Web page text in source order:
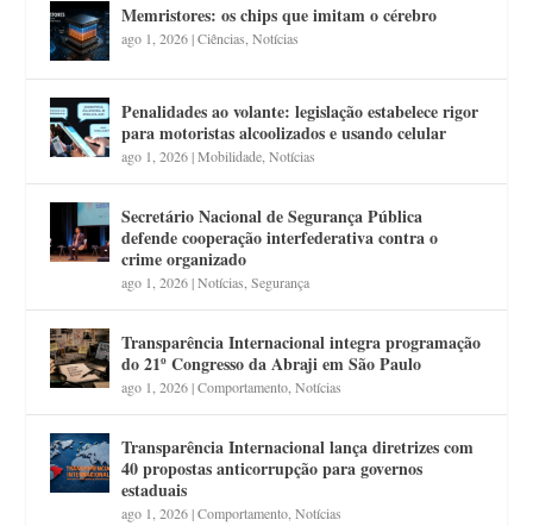
Memristores: os chips que imitam o cérebro
ago 1, 2026|Ciências ,Notícias
Penalidades ao volante: legislação estabelece rigor
para motoristas alcoolizados e usando celular
ago 1, 2026|Mobilidade ,Notícias
Secretário Nacional de Segurança Pública
defende cooperação interfederativa contra o
crime organizado
ago 1, 2026|Notícias ,Segurança
Transparência Internacional integra programação
do 21º Congresso da Abraji em São Paulo
ago 1, 2026|Comportamento ,Notícias
Transparência Internacional lança diretrizes com
40 propostas anticorrupção para governos
estaduais
ago 1, 2026|Comportamento ,Notícias